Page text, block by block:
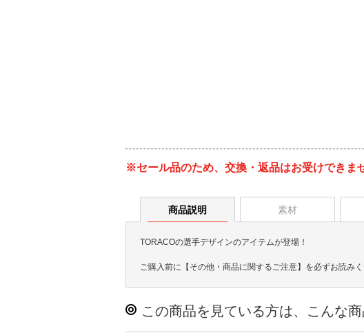
※セール品のため、交換・返品はお受けできま
商品説明 素材
TORACOの選手デザインのアイテムが登場！
ご購入前に【その他・商品に関するご注意】を必ずお読みく
この商品を見ている方は、こんな